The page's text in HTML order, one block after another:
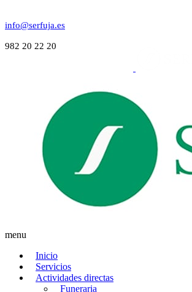
info@serfuja.es
982 20 22 20
menu
Inicio
Servicios
Actividades directas
Funeraria